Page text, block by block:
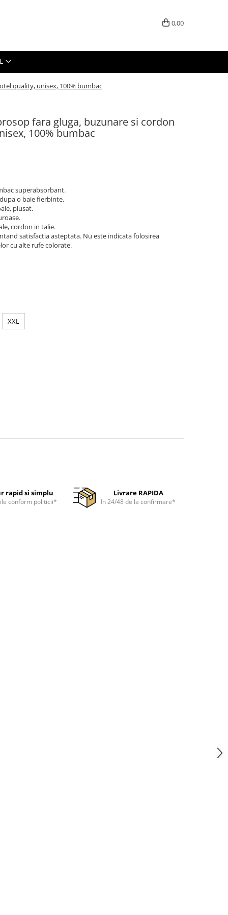
0,00
quality, unisex, 100% bumbac
fara gluga, buzunare si cordon
100% bumbac
superabsorbant.
o baie fierbinte.
plusat.
cordon in talie.
satisfactia asteptata. Nu este indicata folosirea
cu alte rufe colorate.
XXL
rapid si simplu
conform politicii*
Livrare RAPIDA
In 24/48 de la confirmare*